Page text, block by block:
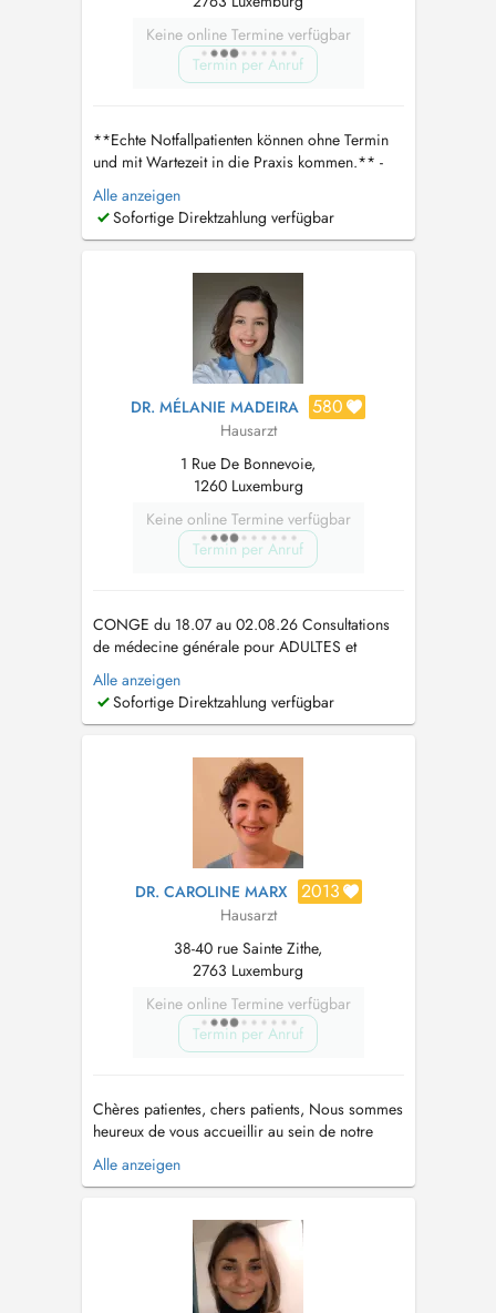
Keine online Termine verfügbar
Termin per Anruf
**Echte Notfallpatienten können ohne Termin
und mit Wartezeit in die Praxis kommen.** -
Bitte die CNS Karte und ID mitbringen Wenn
ein telefonischer Kontakt nicht möglich ist,
kontaktieren Sie bitte direkt den Arzt unter
persönlich um Ihr Anliegen kümmern. **...
Alle anzeigen
Sofortige Direktzahlung verfügbar
DR. MÉLANIE MADEIRA 580
Hausarzt
1 Rue De Bonnevoie,
1260 Luxemburg
Keine online Termine verfügbar
Termin per Anruf
CONGE du 18.07 au 02.08.26 Consultations
de médecine générale pour ADULTES et
ENFANTS à partir de 10 ANS Consultations
d'enfants MALADES à partir de 5 ans (Pour le
suivi régulier de l'enfant de moins de 10 ans,
CABINET: 2e étage (au dessus du Mc
Alle anzeigen
Sofortige Direktzahlung verfügbar
DR. CAROLINE MARX 2013
Hausarzt
38-40 rue Sainte Zithe,
2763 Luxemburg
Keine online Termine verfügbar
Termin per Anruf
Chères patientes, chers patients, Nous sommes
heureux de vous accueillir au sein de notre
cabinet de médecine générale, idéalement situé
dans le quartier de Luxembourg Gare. Le Dr
offrir des soins de qualité, personnalisés et
attentifs à vos besoins...
Alle anzeigen